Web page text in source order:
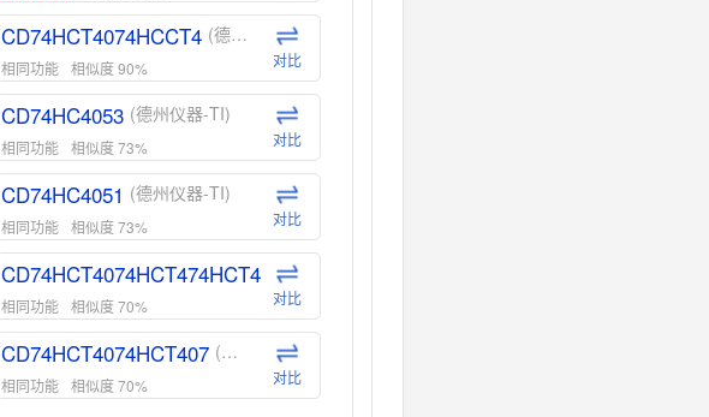
CD74HCT4074HCCT4 (德州仪器-TI)
相同功能 相似度 90% 对比
CD74HC4053 (德州仪器-TI)
相同功能 相似度 73% 对比
CD74HC4051 (德州仪器-TI)
相同功能 相似度 73% 对比
CD74HCT4074HCT474HCT4 (德州仪器-TI)
相同功能 相似度 70% 对比
CD74HCT4074HCT407 (德州仪器-TI)
相同功能 相似度 70% 对比